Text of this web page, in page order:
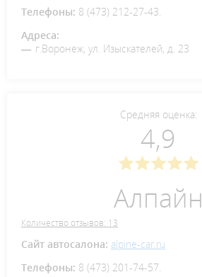
Телефоны: 8 (473) 212-27-43.
Адреса:
г.Воронеж, ул. Изыскателей, д. 23
Средняя оценка:
4,9
Алпайн
Количество отзывов: 13
Сайт автосалона: alpine-car.ru
Телефоны: 8 (473) 201-74-57.